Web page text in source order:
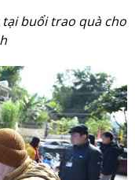
buổi trao quà cho